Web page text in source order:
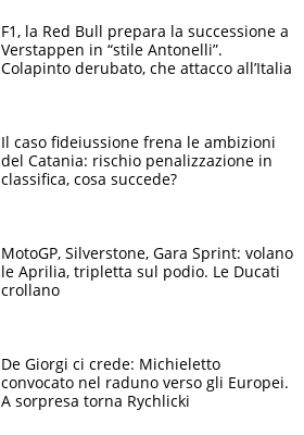
F1, la Red Bull prepara la successione a
Verstappen in “stile Antonelli”.
Colapinto derubato, che attacco all’Italia
Il caso fideiussione frena le ambizioni
del Catania: rischio penalizzazione in
classifica, cosa succede?
MotoGP, Silverstone, Gara Sprint: volano
le Aprilia, tripletta sul podio. Le Ducati
crollano
De Giorgi ci crede: Michieletto
convocato nel raduno verso gli Europei.
A sorpresa torna Rychlicki